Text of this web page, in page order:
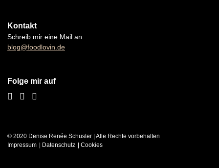
Kontakt
Schreib mir eine Mail an
blog@foodlovin.de
Folge mir auf
© 2020 Denise Renée Schuster | Alle Rechte vorbehalten
Impressum
Datenschutz Cookies